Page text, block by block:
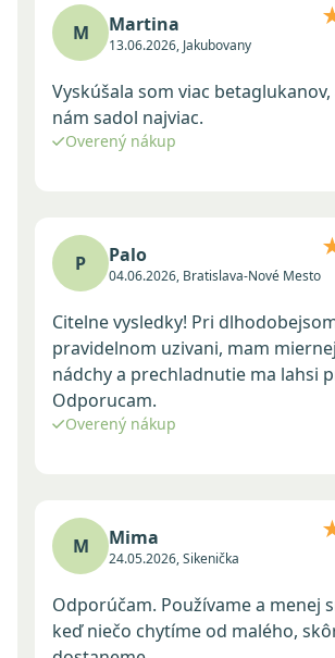
M Martina
13.06.2026, Jakubovany
Vyskúšala som viac
nám sadol najviac.
Overený nákup
P Palo
04.06.2026, Bratislava-Nové Mesto
Citelne vysledky! Pri
pravidelnom uzivani, mam
nádchy a prechladnutie ma lahsi
Odporucam.
Overený nákup
M Mima
24.05.2026, Sikenička
Odporúčam. Používame a menej
keď niečo chytíme od malého,